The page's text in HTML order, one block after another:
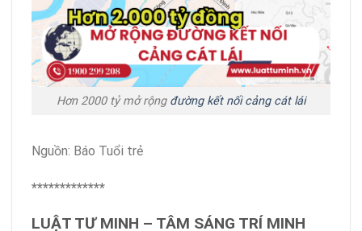
Hơn 2000 tỷ mở rộng đường kết nối cảng cát lái
Nguồn: Báo Tuổi trẻ
*************
LUẬT TƯ MINH – TÂM SÁNG TRÍ MINH